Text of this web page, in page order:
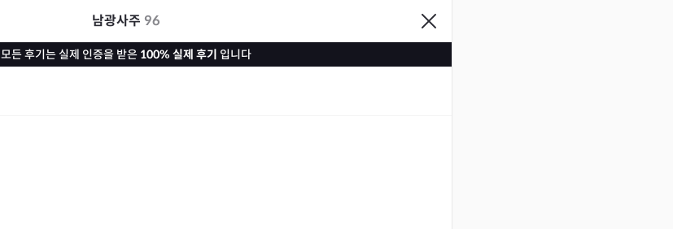
남광사주 96
모든 후기는 실제 인증을 받은 100% 실제 후기 입니다